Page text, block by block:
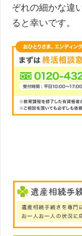
ぞれの細かな違
ると幸いです。